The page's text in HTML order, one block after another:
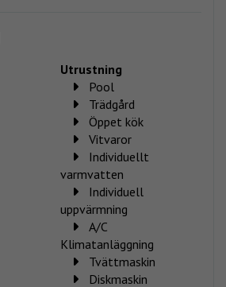
Utrustning
Pool
Trädgård
Öppet kök
Vitvaror
Individuellt
varmvatten
Individuell
uppvärmning
A/C
Klimatanläggning
Tvättmaskin
Diskmaskin